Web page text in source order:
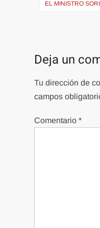
de
EL MINISTRO
Deja un
Tu dirección de
campos
Comentario*